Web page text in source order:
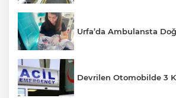
Urfa’da Ambulansta
Devrilen Otomobilde 3